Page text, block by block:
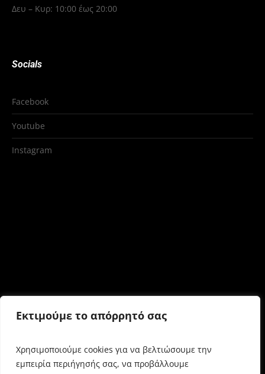
Εκτιμούμε το απόρρητό σας
Χρησιμοποιούμε cookies για να βελτιώσουμε την
εμπειρία περιήγησής σας, να προβάλλουμε
Δευ – Κυρ: 10:00 έως 20:00
Socials
Facebook
Youtube
Instagram